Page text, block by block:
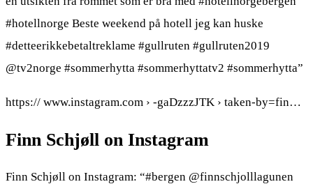
#hotellnorge Beste weekend på hotell jeg kan huske
#detteerikkebetaltreklame #gullruten #gullruten2019
@tv2norge #sommerhytta #sommerhyttatv2 #sommerhytta”
https:// www.instagram.com › -gaDzzzJTK › taken-by=fin…
Finn Schjøll on Instagram
Finn Schjøll on Instagram: “#bergen @finnschjolllagunen